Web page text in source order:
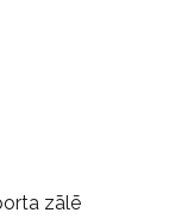
zālē